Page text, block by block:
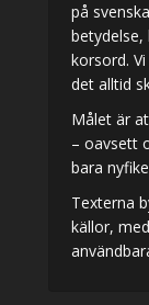
på
korsord.
det alltid
Målet är
– oavsett
bara
Texterna
källor,